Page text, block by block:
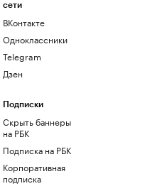
сети
ВКонтакте
Одноклассники
Telegram
Дзен
Подписки
Скрыть баннеры
на РБК
Подписка на РБК
Корпоративная
подписка